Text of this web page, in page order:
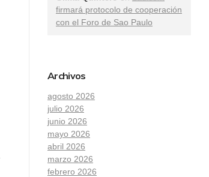
firmará protocolo de cooperación
con el Foro de Sao Paulo
Archivos
agosto 2026
julio 2026
junio 2026
mayo 2026
abril 2026
marzo 2026
febrero 2026